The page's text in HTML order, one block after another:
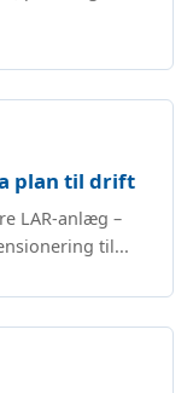
plan til drift
LAR-anlæg –
til...